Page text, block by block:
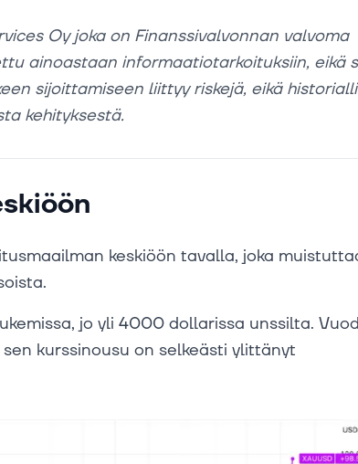
Oy joka on Finanssivalvonnan valvoma
ainoastaan informaatiotarkoituksiin, eikä
sijoittamiseen liittyy riskejä, eikä
kehityksestä.
keskiöön tavalla, joka
jo yli 4000 dollarissa unssilta.
kurssinousu on selkeästi ylittänyt